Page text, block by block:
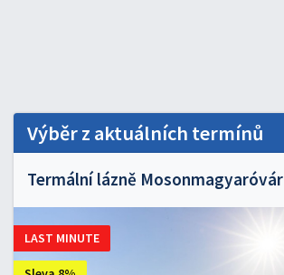
Výběr z aktuálních termínů
Termální lázně Mosonmagyaróvár
LAST MINUTE